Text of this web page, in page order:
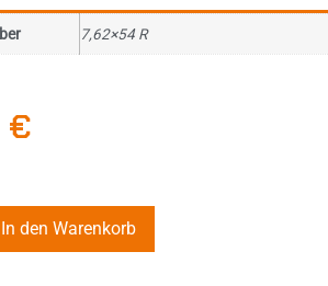
7,62×54 R
€
In den Warenkorb